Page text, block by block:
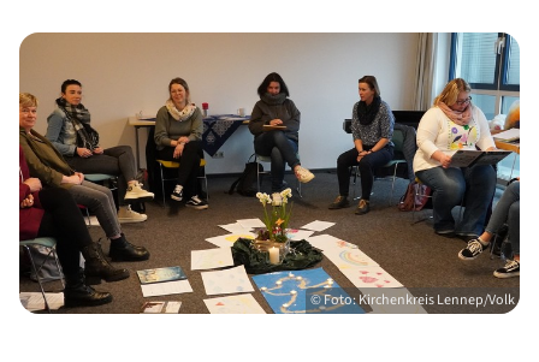
© Foto: Kirchenkreis Lennep/Volk